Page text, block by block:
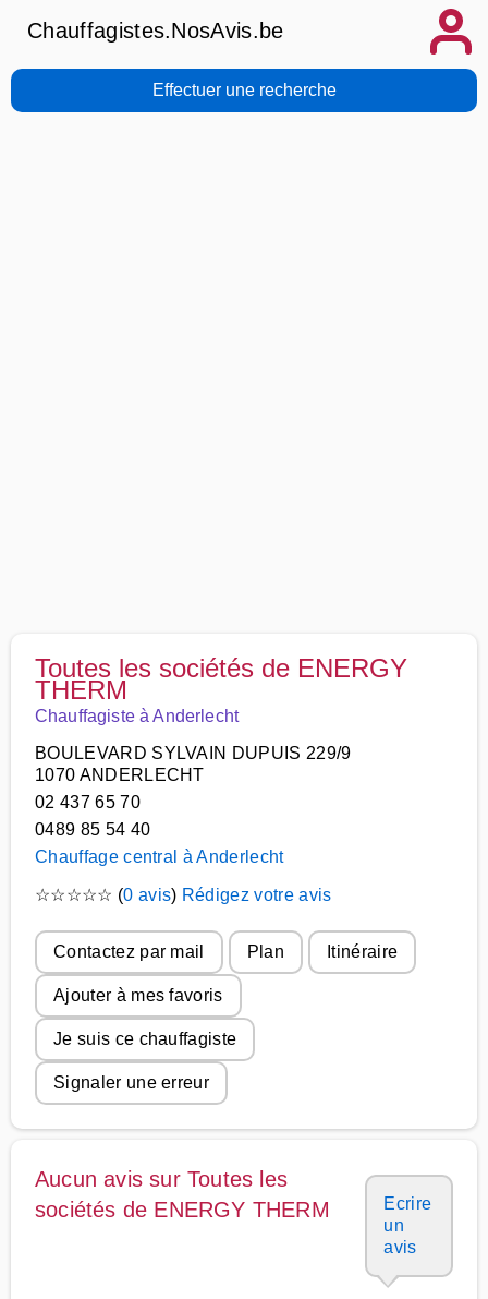
Chauffagistes.NosAvis.be
Effectuer une recherche
Toutes les sociétés de ENERGY
THERM
Chauffagiste à Anderlecht
BOULEVARD SYLVAIN DUPUIS 229/9
1070 ANDERLECHT
02 437 65 70
0489 85 54 40
Chauffage central à Anderlecht
☆☆☆☆☆ (0 avis) Rédigez votre avis
Contactez par mail Plan Itinéraire
Ajouter à mes favoris
Je suis ce chauffagiste
Signaler une erreur
Aucun avis sur Toutes les
sociétés de ENERGY THERM
Ecrire
un
avis